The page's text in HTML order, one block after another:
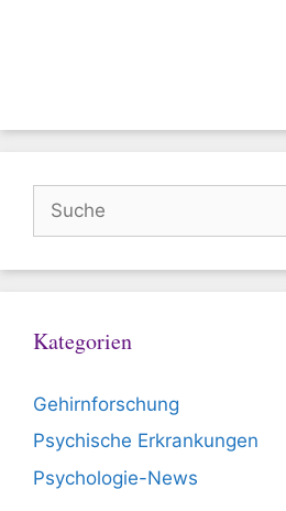
Kategorien
Gehirnforschung
Psychische Erkrankungen
Psychologie-News